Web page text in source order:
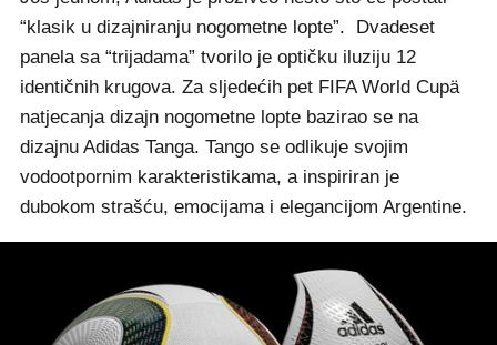
“klasik u dizajniranju nogometne lopte”. Dvadeset
panela sa “trijadama” tvorilo je optičku iluziju 12
identičnih krugova. Za sljedećih pet FIFA World Cupä
natjecanja dizajn nogometne lopte bazirao se na
dizajnu Adidas Tanga. Tango se odlikuje svojim
vodootpornim karakteristikama, a inspiriran je
dubokom strašću, emocijama i elegancijom Argentine.